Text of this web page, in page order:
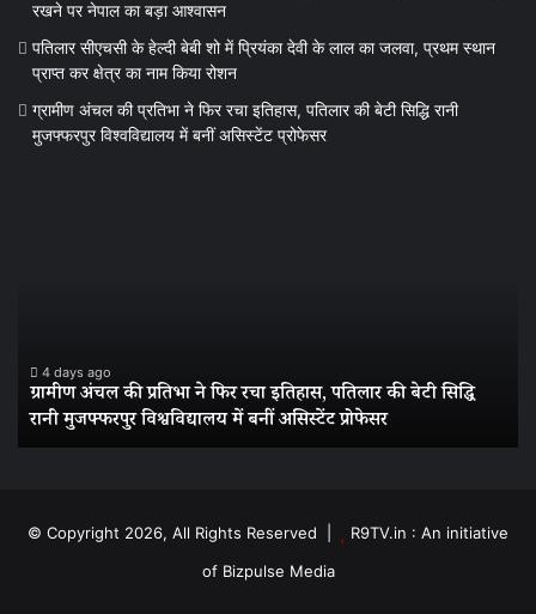
रखने पर नेपाल का बड़ा आश्वासन
पतिलार सीएचसी के हेल्दी बेबी शो में प्रियंका देवी के लाल का जलवा, प्रथम स्थान
प्राप्त कर क्षेत्र का नाम किया रोशन
ग्रामीण अंचल की प्रतिभा ने फिर रचा इतिहास, पतिलार की बेटी सिद्धि रानी
मुजफ्फरपुर विश्वविद्यालय में बनीं असिस्टेंट प्रोफेसर
इतिहास,
पतिलार
की
बेटी
मुजफ्फरपुर
विश्वविद्यालय
4 days ago
ग्रामीण अंचल की प्रतिभा ने फिर रचा इतिहास, पतिलार की बेटी सिद्धि
रानी मुजफ्फरपुर विश्वविद्यालय में बनीं असिस्टेंट प्रोफेसर
© Copyright 2026, All Rights Reserved |
R9TV.in : An initiative
of Bizpulse Media